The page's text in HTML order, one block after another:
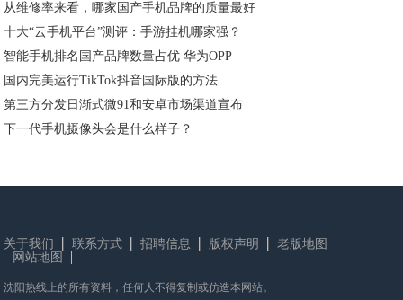
从维修率来看，哪家国产手机品牌的质量最好
十大“云手机平台”测评：手游挂机哪家强？
智能手机排名国产品牌数量占优 华为OPP
国内完美运行TikTok抖音国际版的方法
第三方分发日渐式微91和安卓市场渠道宣布
下一代手机摄像头会是什么样子？
关于我们 联系方式 招聘信息 版权声明
老版地图
网站地图
沈阳热线上的所有资料，任何人不得复制或仿造本网站。